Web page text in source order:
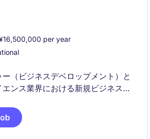
per year
（ビジネスデベロップメント）と
ンス業界における新規ビジネス機
と市場シェアの向上を目指し、戦略
ードしていただくポジションです。